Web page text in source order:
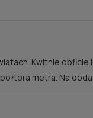
Kwitnie obficie
metra. Na